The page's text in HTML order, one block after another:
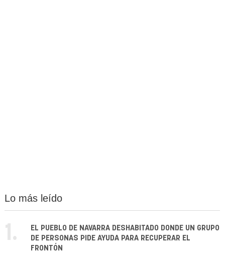
Lo más leído
1.
EL PUEBLO DE NAVARRA DESHABITADO DONDE UN GRUPO
DE PERSONAS PIDE AYUDA PARA RECUPERAR EL
FRONTÓN